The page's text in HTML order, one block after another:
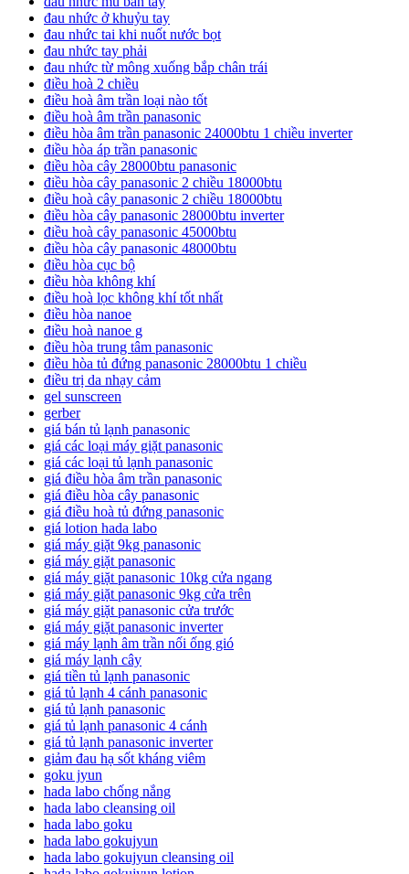
đau nhức ở khuỷu tay
đau nhức tai khi nuốt nước bọt
đau nhức tay phải
đau nhức từ mông xuống bắp chân trái
điều hoà 2 chiều
điều hoà âm trần loại nào tốt
điều hoà âm trần panasonic
điều hòa âm trần panasonic 24000btu 1 chiều inverter
điều hòa áp trần panasonic
điều hòa cây 28000btu panasonic
điều hòa cây panasonic 2 chiều 18000btu
điều hoà cây panasonic 2 chiều 18000btu
điều hòa cây panasonic 28000btu inverter
điều hoà cây panasonic 45000btu
điều hòa cây panasonic 48000btu
điều hòa cục bộ
điều hòa không khí
điều hoà lọc không khí tốt nhất
điều hòa nanoe
điều hoà nanoe g
điều hòa trung tâm panasonic
điều hòa tủ đứng panasonic 28000btu 1 chiều
điều trị da nhạy cảm
gel sunscreen
gerber
giá bán tủ lạnh panasonic
giá các loại máy giặt panasonic
giá các loại tủ lạnh panasonic
giá điều hòa âm trần panasonic
giá điều hòa cây panasonic
giá điều hoà tủ đứng panasonic
giá lotion hada labo
giá máy giặt 9kg panasonic
giá máy giặt panasonic
giá máy giặt panasonic 10kg cửa ngang
giá máy giặt panasonic 9kg cửa trên
giá máy giặt panasonic cửa trước
giá máy giặt panasonic inverter
giá máy lạnh âm trần nối ống gió
giá máy lạnh cây
giá tiền tủ lạnh panasonic
giá tủ lạnh 4 cánh panasonic
giá tủ lạnh panasonic
giá tủ lạnh panasonic 4 cánh
giá tủ lạnh panasonic inverter
giảm đau hạ sốt kháng viêm
goku jyun
hada labo chống nắng
hada labo cleansing oil
hada labo goku
hada labo gokujyun
hada labo gokujyun cleansing oil